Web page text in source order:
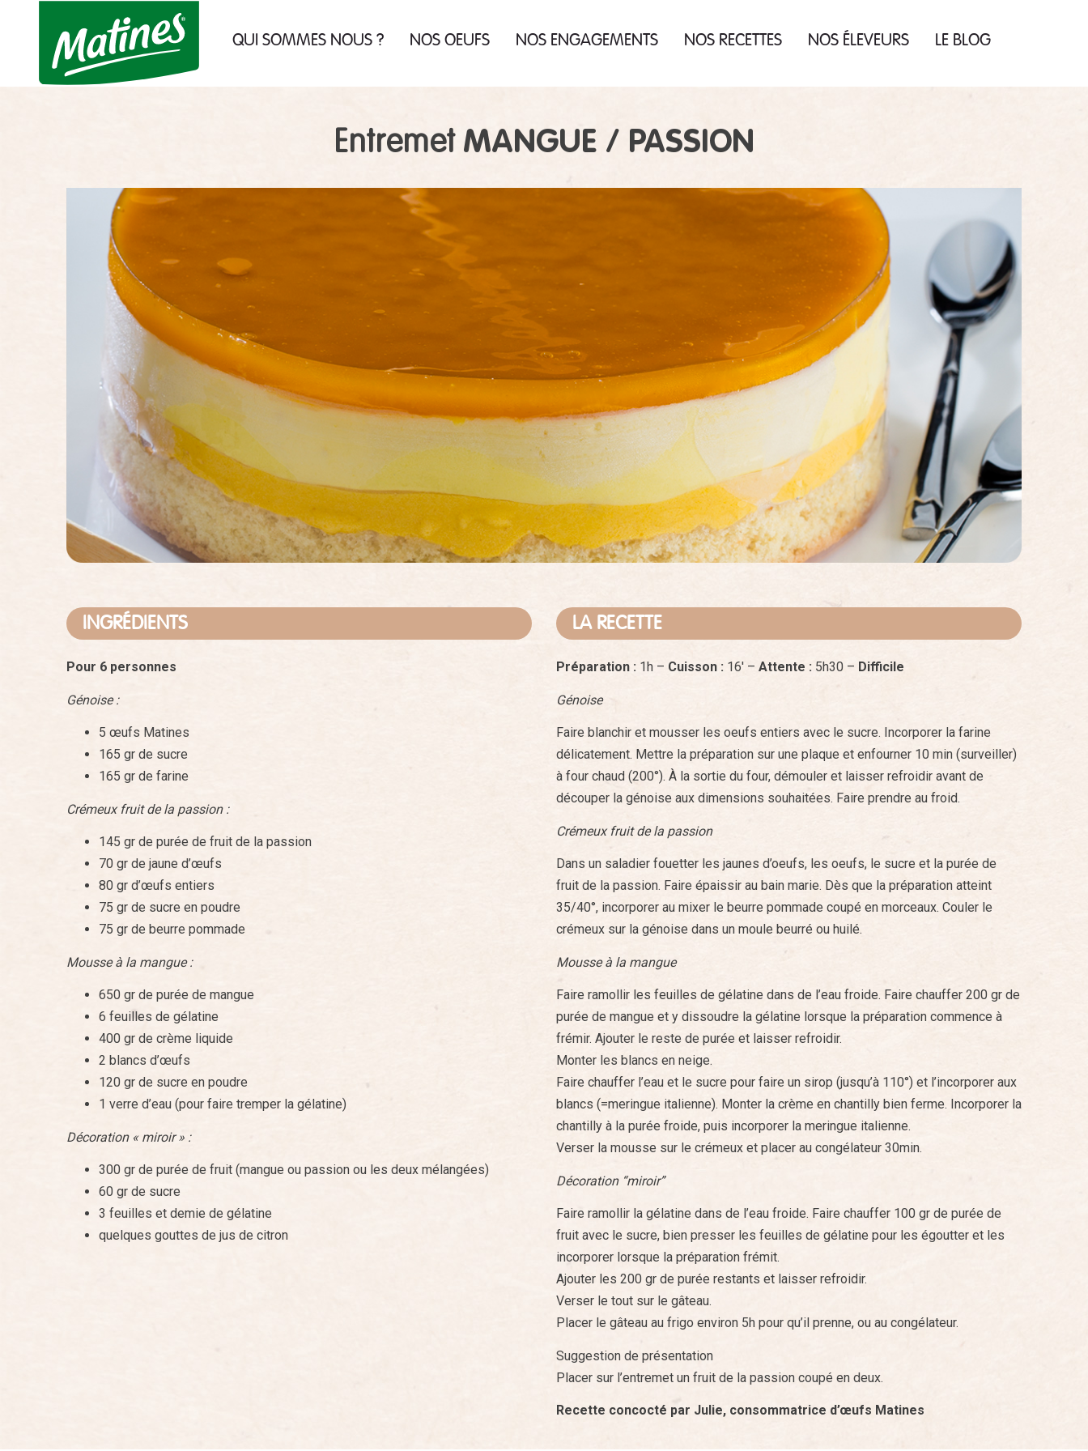
QUI SOMMES NOUS ? NOS OEUFS NOS ENGAGEMENTS NOS RECETTES NOS ÉLEVEURS LE BLOG
Entremet MANGUE / PASSION
INGRÉDIENTS
Pour 6 personnes
Génoise :
5 œufs Matines
165 gr de sucre
165 gr de farine
Crémeux fruit de la passion :
145 gr de purée de fruit de la passion
70 gr de jaune d’œufs
80 gr d’œufs entiers
75 gr de sucre en poudre
75 gr de beurre pommade
Mousse à la mangue :
650 gr de purée de mangue
6 feuilles de gélatine
400 gr de crème liquide
2 blancs d’œufs
120 gr de sucre en poudre
1 verre d’eau (pour faire tremper la gélatine)
Décoration « miroir » :
300 gr de purée de fruit (mangue ou passion ou les deux mélangées)
60 gr de sucre
3 feuilles et demie de gélatine
quelques gouttes de jus de citron
LA RECETTE
Préparation : 1h – Cuisson : 16′ – Attente : 5h30 – Difficile
Génoise
Faire blanchir et mousser les oeufs entiers avec le sucre. Incorporer la farine
délicatement. Mettre la préparation sur une plaque et enfourner 10 min (surveiller)
à four chaud (200°). À la sortie du four, démouler et laisser refroidir avant de
découper la génoise aux dimensions souhaitées. Faire prendre au froid.
Crémeux fruit de la passion
Dans un saladier fouetter les jaunes d’oeufs, les oeufs, le sucre et la purée de
fruit de la passion. Faire épaissir au bain marie. Dès que la préparation atteint
35/40°, incorporer au mixer le beurre pommade coupé en morceaux. Couler le
crémeux sur la génoise dans un moule beurré ou huilé.
Mousse à la mangue
Faire ramollir les feuilles de gélatine dans de l’eau froide. Faire chauffer 200 gr de
purée de mangue et y dissoudre la gélatine lorsque la préparation commence à
frémir. Ajouter le reste de purée et laisser refroidir.
Monter les blancs en neige.
Faire chauffer l’eau et le sucre pour faire un sirop (jusqu’à 110°) et l’incorporer aux
blancs (=meringue italienne). Monter la crème en chantilly bien ferme. Incorporer la
chantilly à la purée froide, puis incorporer la meringue italienne.
Verser la mousse sur le crémeux et placer au congélateur 30min.
Décoration “miroir”
Faire ramollir la gélatine dans de l’eau froide. Faire chauffer 100 gr de purée de
fruit avec le sucre, bien presser les feuilles de gélatine pour les égoutter et les
incorporer lorsque la préparation frémit.
Ajouter les 200 gr de purée restants et laisser refroidir.
Verser le tout sur le gâteau.
Placer le gâteau au frigo environ 5h pour qu’il prenne, ou au congélateur.
Suggestion de présentation
Placer sur l’entremet un fruit de la passion coupé en deux.
Recette concocté par Julie, consommatrice d’œufs Matines
des cookies !
Nous utilisons des cookies pour nous
assurer du bon fonctionnement de notre
site et à des fins analytiques. Vous
pouvez changer d'avis à tout moment en
services tiers, vous acceptez le dépôt et la
lecture de cookies et l'utilisation de
Charte de confidentialité